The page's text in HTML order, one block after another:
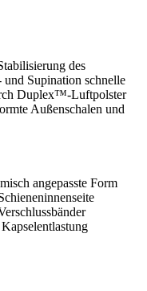
des
Supination schnelle
Duplex™-Luftpolster
Außenschalen und
angepasste Form